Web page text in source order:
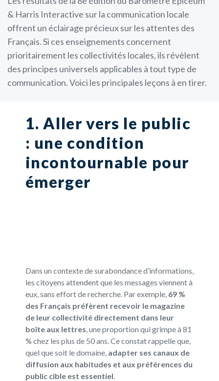
& Harris Interactive sur la communication locale
offrent un éclairage précieux sur les attentes des
Français. Si ces enseignements concernent
prioritairement les collectivités locales, ils révèlent
des principes universels applicables à tout type de
communication. Voici les principales leçons à en tirer.
1. Aller vers le public
: une condition
incontournable pour
émerger
Dans un contexte de surabondance d’informations,
les citoyens attendent que les messages viennent à
eux, sans effort de recherche. Par exemple, 69 %
des Français préfèrent recevoir le magazine
de leur collectivité directement dans leur
boîte aux lettres , une proportion qui grimpe à 81
% chez les plus de 50 ans. Ce constat rappelle que,
quel que soit le domaine, adapter ses canaux de
diffusion aux habitudes et aux préférences du
public cible est essentiel